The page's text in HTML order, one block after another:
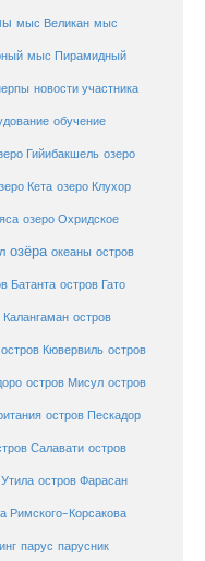
мыс Великан мыс
мыс Пирамидный
новости участника
обучение
Гийибакшель озеро
Кета озеро Клухор
озеро Охридское
озёра океаны остров
Батанта остров Гато
Калангаман остров
остров Кювервиль остров
остров Мисул остров
остров Пескадор
Салавати остров
остров Фарасан
Римского-Корсакова
парус парусник